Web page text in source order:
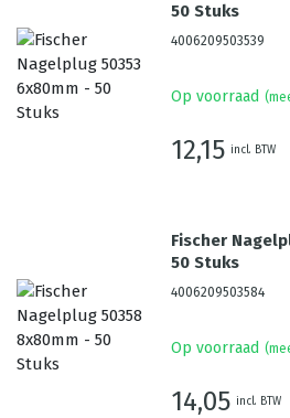
50 Stuks
4006209503539
Op voorraad
12,15 incl. BTW
Fischer
50 Stuks
4006209503584
Op voorraad
14,05 incl. BTW